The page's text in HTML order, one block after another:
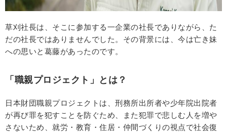
草刈社長は、そこに参加する一企業の社長でありながら、た
だの社長ではありませんでした。その背景には、今は亡き妹
への思いと葛藤があったのです。
「職親プロジェクト」とは？
日本財団職親プロジェクトは、刑務所出所者や少年院出院者
が再び罪を犯すことを防ぐため、また犯罪で悲しむ人を増や
さないため、就労・教育・住居・仲間づくりの視点で社会復